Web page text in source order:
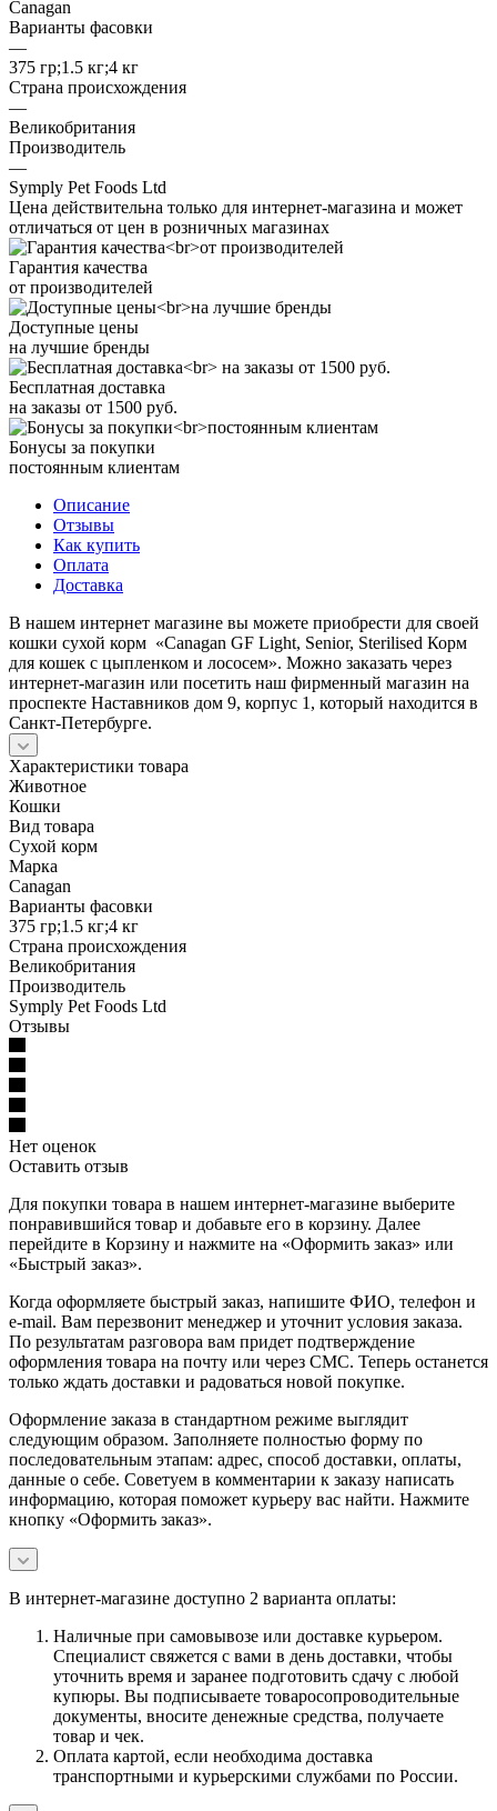
Canagan
Варианты фасовки
—
375 гр;1.5 кг;4 кг
Страна происхождения
—
Великобритания
Производитель
—
Symply Pet Foods Ltd
Цена действительна только для интернет-магазина и может
отличаться от цен в розничных магазинах
Гарантия качества
от производителей
Доступные цены
на лучшие бренды
Бесплатная доставка
на заказы от 1500 руб.
Бонусы за покупки
постоянным клиентам
Описание
Отзывы
Как купить
Оплата
Доставка
В нашем интернет магазине вы можете приобрести для своей
кошки сухой корм «Canagan GF Light, Senior, Sterilised Корм
для кошек с цыпленком и лососем». Можно заказать через
интернет-магазин или посетить наш фирменный магазин на
проспекте Наставников дом 9, корпус 1, который находится в
Санкт-Петербурге.
Характеристики товара
Животное
Кошки
Вид товара
Сухой корм
Марка
Canagan
Варианты фасовки
375 гр;1.5 кг;4 кг
Страна происхождения
Великобритания
Производитель
Symply Pet Foods Ltd
Отзывы
Нет оценок
Оставить отзыв
Для покупки товара в нашем интернет-магазине выберите
понравившийся товар и добавьте его в корзину. Далее
перейдите в Корзину и нажмите на «Оформить заказ» или
«Быстрый заказ».
Когда оформляете быстрый заказ, напишите ФИО, телефон и
e-mail. Вам перезвонит менеджер и уточнит условия заказа.
По результатам разговора вам придет подтверждение
оформления товара на почту или через СМС. Теперь останется
только ждать доставки и радоваться новой покупке.
Оформление заказа в стандартном режиме выглядит
следующим образом. Заполняете полностью форму по
последовательным этапам: адрес, способ доставки, оплаты,
данные о себе. Советуем в комментарии к заказу написать
информацию, которая поможет курьеру вас найти. Нажмите
кнопку «Оформить заказ».
В интернет-магазине доступно 2 варианта оплаты:
Наличные при самовывозе или доставке курьером.
Специалист свяжется с вами в день доставки, чтобы
уточнить время и заранее подготовить сдачу с любой
купюры. Вы подписываете товаросопроводительные
документы, вносите денежные средства, получаете
товар и чек.
Оплата картой, если необходима доставка
транспортными и курьерскими службами по России.